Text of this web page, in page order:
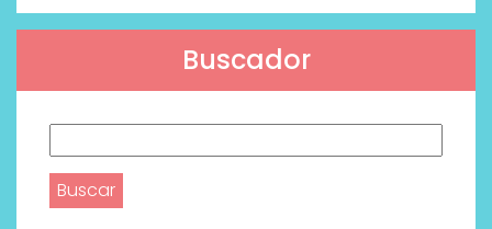
Buscador